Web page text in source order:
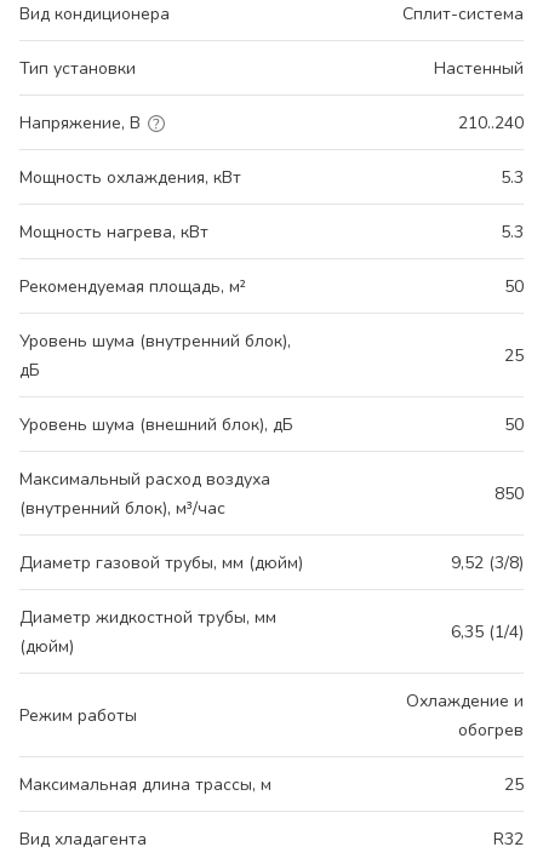
Вид кондиционера Сплит-система
Тип установки Настенный
Напряжение, В 210..240
Мощность охлаждения, кВт 5.3
Мощность нагрева, кВт 5.3
Рекомендуемая площадь, м² 50
Уровень шума (внутренний блок),
дБ
25
Уровень шума (внешний блок), дБ 50
Максимальный расход воздуха
(внутренний блок), м³/час
850
Диаметр газовой трубы, мм (дюйм) 9,52 (3/8)
Диаметр жидкостной трубы, мм
(дюйм)
6,35 (1/4)
Режим работы
Охлаждение и
обогрев
Максимальная длина трассы, м 25
Вид хладагента R32